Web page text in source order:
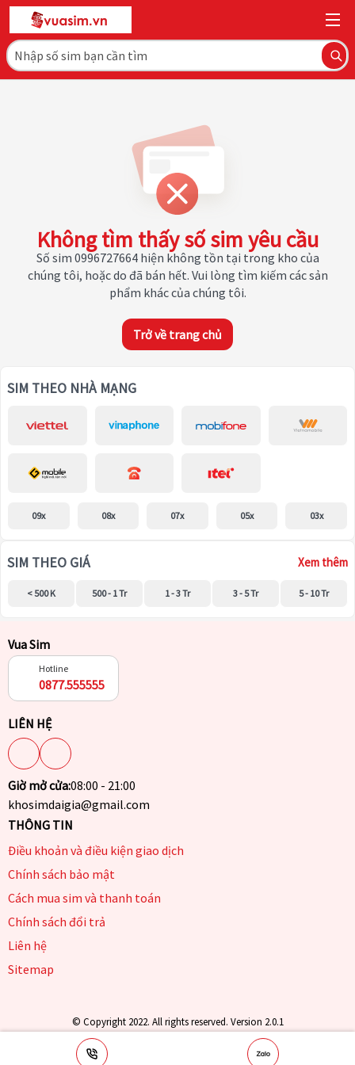
Không tìm thấy số sim yêu cầu
Số sim 0996727664 hiện không tồn tại trong kho của
chúng tôi, hoặc do đã bán hết. Vui lòng tìm kiếm các sản
phẩm khác của chúng tôi.
Trở về trang chủ
SIM THEO NHÀ MẠNG
09x 08x 07x 05x 03x
SIM THEO GIÁ Xem thêm
< 500 K 500 - 1 Tr 1 - 3 Tr 3 - 5 Tr 5 - 10 Tr
Vua Sim
Hotline
0877.555555
LIÊN HỆ
Giờ mở cửa:08:00 - 21:00
khosimdaigia@gmail.com
THÔNG TIN
Điều khoản và điều kiện giao dịch
Chính sách bảo mật
Cách mua sim và thanh toán
Chính sách đổi trả
Liên hệ
Sitemap
© Copyright 2022. All rights reserved. Version 2.0.1